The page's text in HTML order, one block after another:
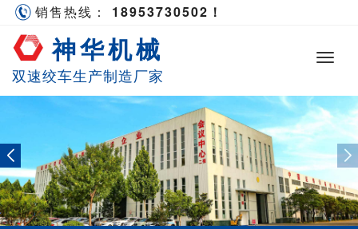
销售热线： 18953730502！
神华机械
双速绞车生产制造厂家